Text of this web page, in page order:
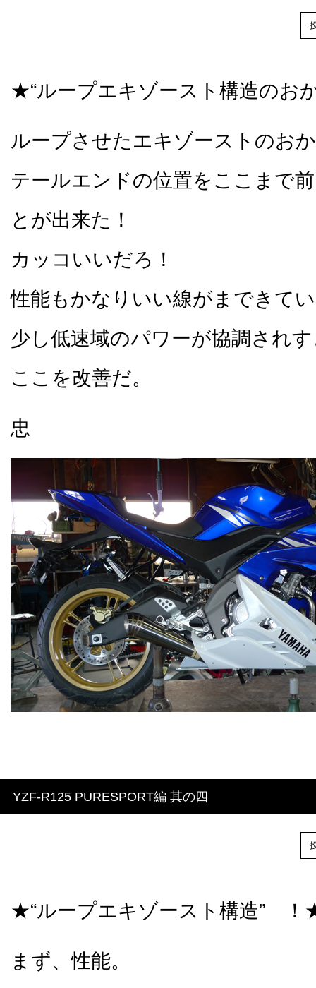
★“ループエキゾースト構造のお
ループさせたエキゾーストのお
テールエンドの位置をここまで
とが出来た！
カッコいいだろ！
性能もかなりいい線がまできて
少し低速域のパワーが協調され
ここを改善だ。
忠
YZF-R125 PURESPORT編 其の四
★“ループエキゾースト構造”
まず、性能。